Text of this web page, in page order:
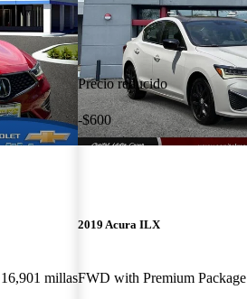
16,901 millas
Precio reducido
-$600
2019 Acura ILX
FWD with Premium Package